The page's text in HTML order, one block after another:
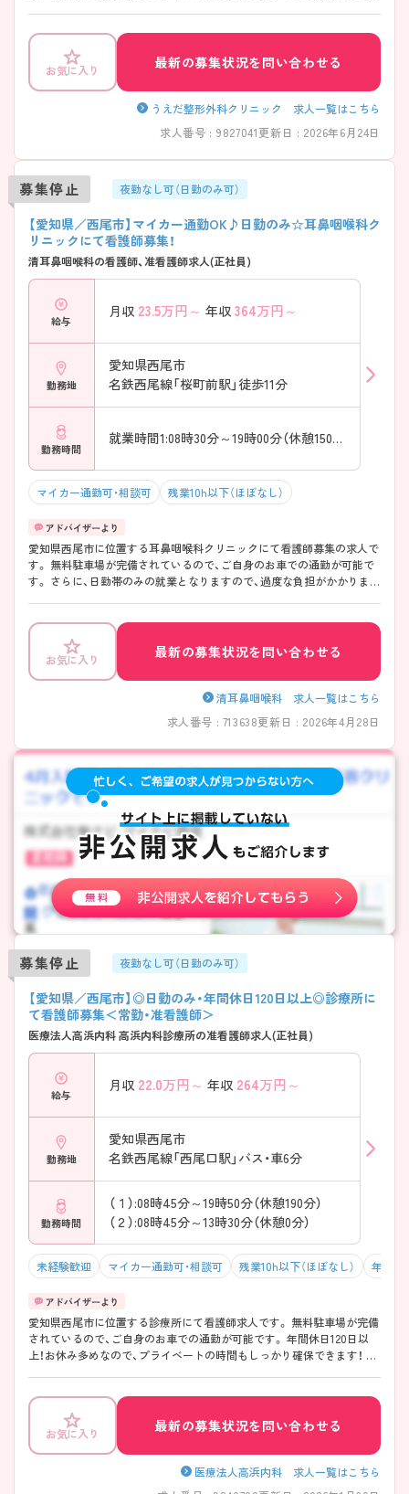
お気に入り 最新の募集状況を問い合わせる
うえだ整形外科クリニック 求人一覧はこちら
求人番号 : 9827041更新日 : 2026年6月24日
募集停止 夜勤なし可（日勤のみ可）
【愛知県／西尾市】マイカー通勤OK♪日勤のみ☆耳鼻咽喉科ク
リニックにて看護師募集！
清耳鼻咽喉科の看護師、准看護師求人(正社員)
給与
月収 23.5万円～ 年収 364万円～
勤務地
愛知県西尾市
名鉄西尾線「桜町前駅」徒歩11分
勤務時間
就業時間1:08時30分～19時00分（休憩150分）
マイカー通勤可・相談可 残業10h以下（ほぼなし）
愛知県西尾市に位置する耳鼻咽喉科クリニックにて看護師募集の求人で
す。 無料駐車場が完備されているので、ご自身のお車での通勤が可能で
す。 さらに、日勤帯のみの就業となりますので、過度な負担がかかりませ
合わせください。
お気に入り
最新の募集状況を問い合わせる
清耳鼻咽喉科 求人一覧はこちら
求人番号 : 713638更新日 : 2026年4月28日
募集停止 夜勤なし可（日勤のみ可）
【愛知県／西尾市】◎日勤のみ・年間休日120日以上◎診療所に
て看護師募集＜常勤・准看護師＞
医療法人高浜内科 高浜内科診療所の准看護師求人(正社員)
給与
月収 22.0万円～ 年収 264万円～
勤務地
愛知県西尾市
名鉄西尾線「西尾口駅」バス・車6分
勤務時間
（１）:08時45分～19時50分（休憩190分）
（２）:08時45分～13時30分（休憩0分）
未経験歓迎 マイカー通勤可・相談可 残業10h以下（ほぼなし） 年間休
愛知県西尾市に位置する診療所にて看護師求人です。 無料駐車場が完備
されているので、ご自身のお車での通勤が可能です。 年間休日120日以
上！お休み多めなので、プライベートの時間もしっかり確保できます！ 日
ポイントをお伝えしますのでお気軽にお問い合わせくださいませ。
お気に入り
最新の募集状況を問い合わせる
医療法人高浜内科 求人一覧はこちら